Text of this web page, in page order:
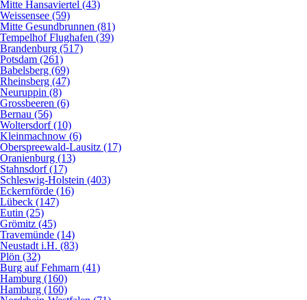
Mitte Hansaviertel (43)
Weissensee (59)
Mitte Gesundbrunnen (81)
Tempelhof Flughafen (39)
Brandenburg (517)
Potsdam (261)
Babelsberg (69)
Rheinsberg (47)
Neuruppin (8)
Grossbeeren (6)
Bernau (56)
Woltersdorf (10)
Kleinmachnow (6)
Oberspreewald-Lausitz (17)
Oranienburg (13)
Stahnsdorf (17)
Schleswig-Holstein (403)
Eckernförde (16)
Lübeck (147)
Eutin (25)
Grömitz (45)
Travemünde (14)
Neustadt i.H. (83)
Plön (32)
Burg auf Fehmarn (41)
Hamburg (160)
Hamburg (160)